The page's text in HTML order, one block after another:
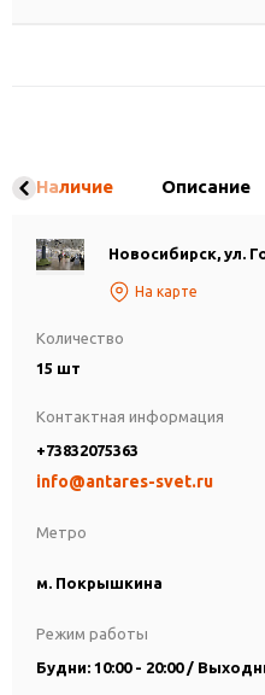
Наличие Описание
Новосибирск, ул.
На карте
Количество
15 шт
Метро
м. Покрышкина
Контактная информация
+73832075363
info@antares-svet.ru
Режим работы
Будни: 10:00 - 20:00 /